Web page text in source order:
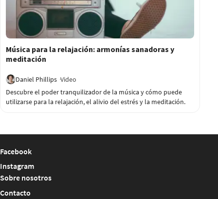
Música para la relajación: armonías sanadoras y
meditación
Daniel Phillips Video
Descubre el poder tranquilizador de la música y cómo puede
utilizarse para la relajación, el alivio del estrés y la meditación.
Facebook
Instagram
Sobre nosotros
Contacto